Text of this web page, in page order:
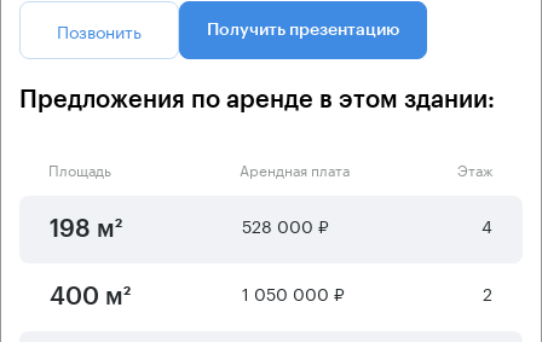
Позвонить Получить презентацию
Предложения по аренде в этом здании:
Площадь Арендная плата Этаж
198 м² 528 000 ₽ 4
400 м² 1 050 000 ₽ 2